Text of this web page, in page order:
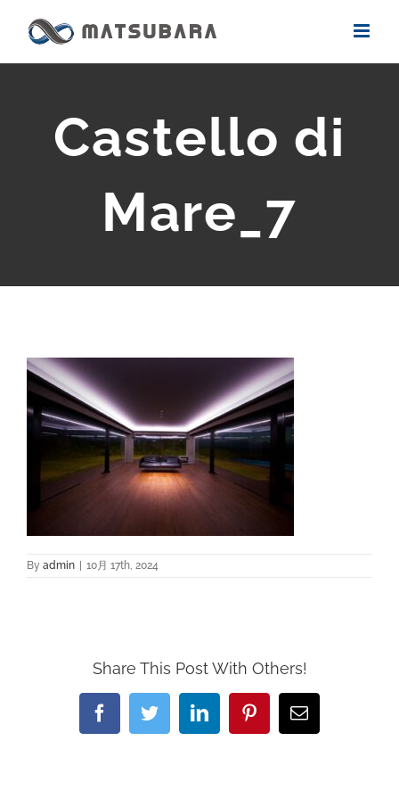
content
Castello di
Mare_7
By admin 10月 17th, 2024
Share This Post With Others!
FacebookTwitterLinkedInPinterest
電
子